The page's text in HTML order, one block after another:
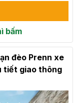
bấm
đèo Prenn xe
tiết giao thông